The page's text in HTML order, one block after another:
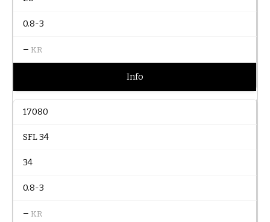
0.8-3
– KR
Info
17080
SFL 34
34
0.8-3
– KR